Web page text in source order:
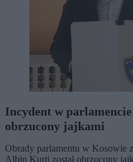
Incydent w
obrzucony jajkami
Obrady parlamentu w Kosowie
Albin Kurti został obrzucony